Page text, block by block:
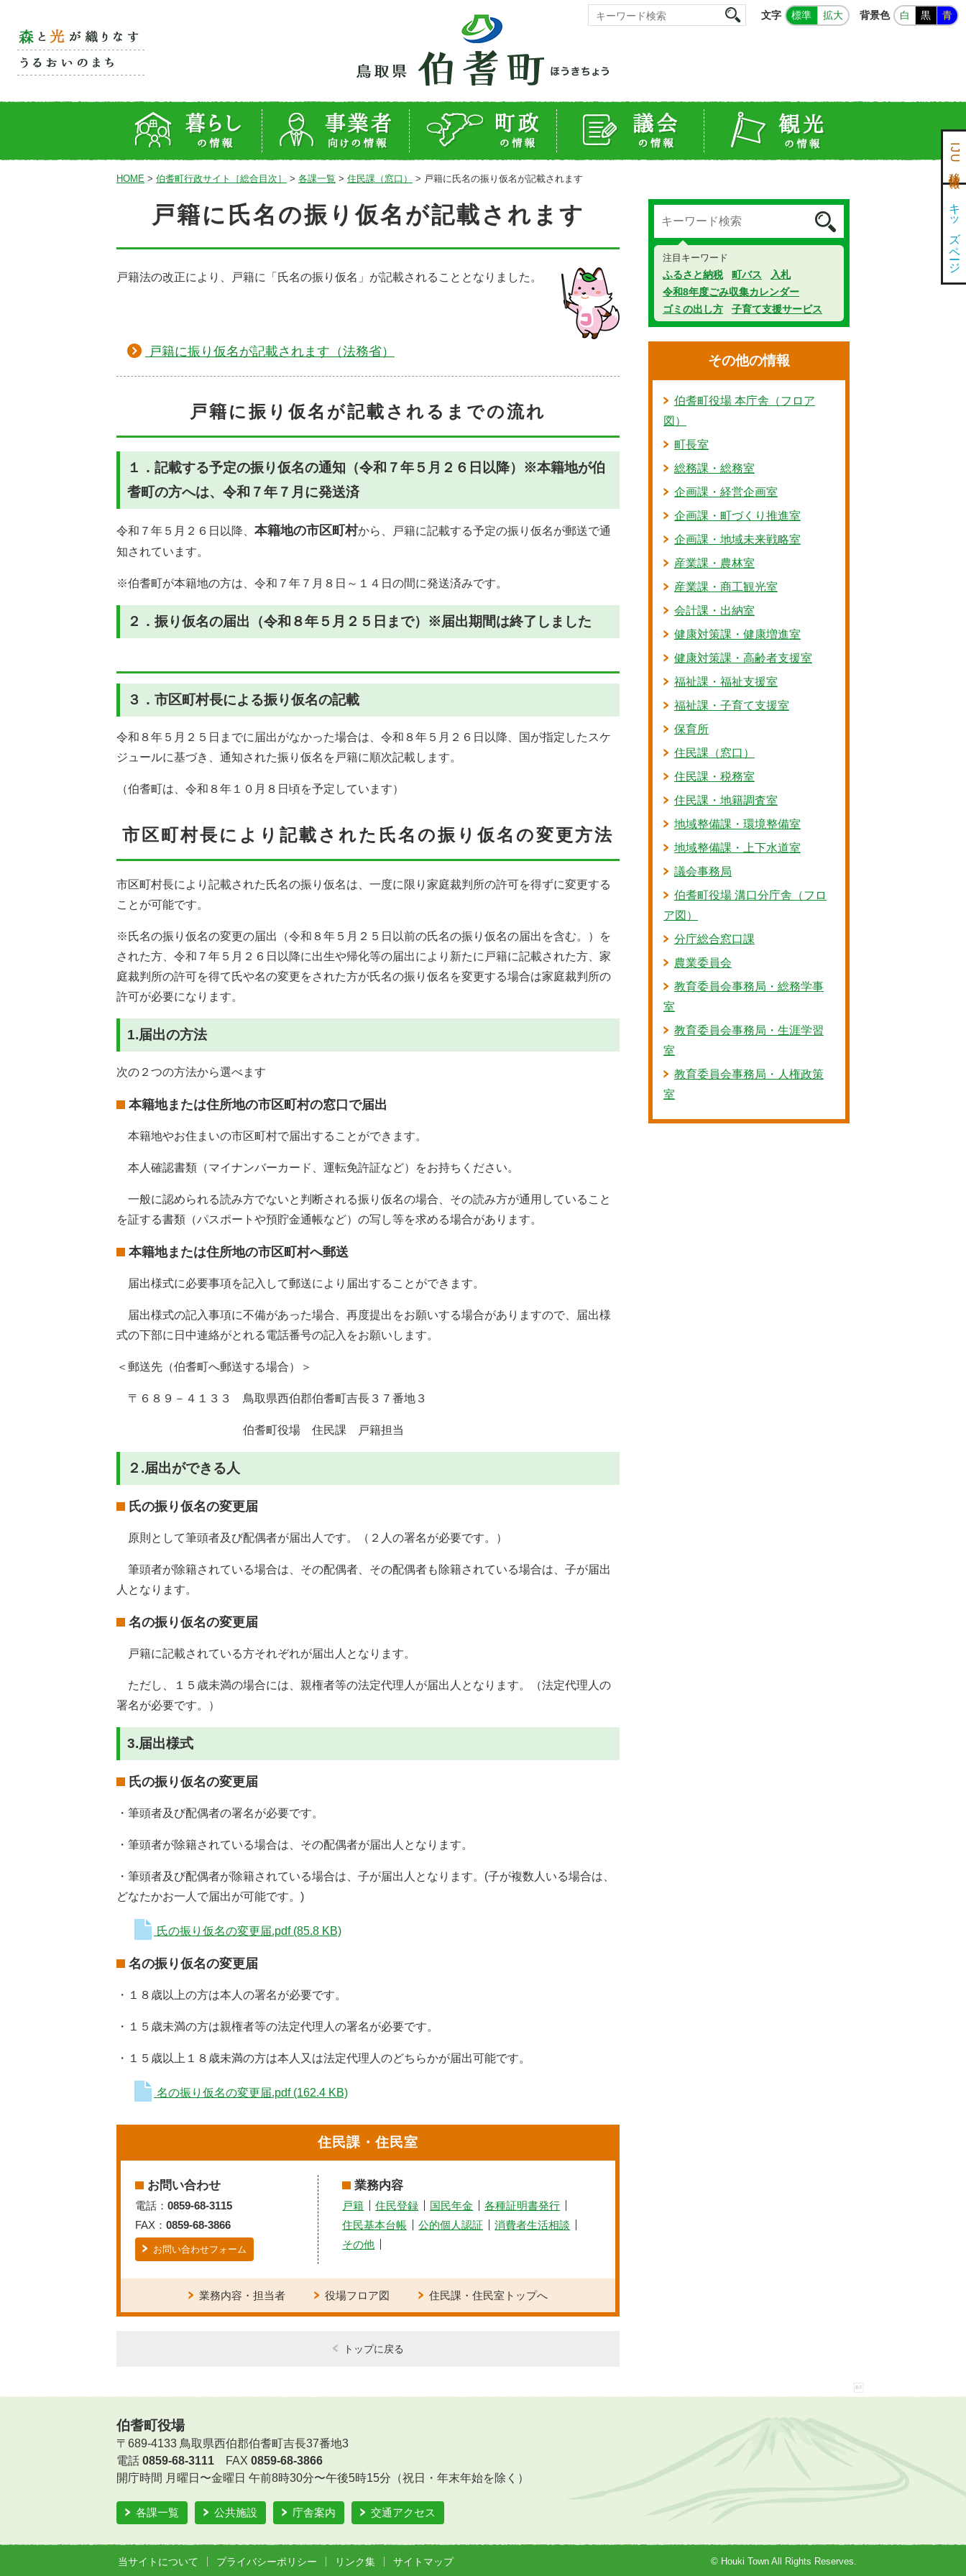
文字 標準 拡大 背景色 白 黒 青
HOME > 伯耆町行政サイト［総合目次］ > 各課一覧 > 住民課（窓口） > 戸籍に氏名の振り仮名が記載されます
戸籍に氏名の振り仮名が記載されます
戸籍法の改正により、戸籍に「氏名の振り仮名」が記載されることとなりました。
戸籍に振り仮名が記載されます（法務省）
戸籍に振り仮名が記載されるまでの流れ
１．記載する予定の振り仮名の通知（令和７年５月２６日以降）※本籍地が伯
耆町の方へは、令和７年７月に発送済
令和７年５月２６日以降、 本籍地の市区町村から、戸籍に記載する予定の振り仮名が郵送で通
知されています。
※伯耆町が本籍地の方は、令和７年７月８日～１４日の間に発送済みです。
２．振り仮名の届出（令和８年５月２５日まで）※届出期間は終了しました
３．市区町村長による振り仮名の記載
令和８年５月２５日までに届出がなかった場合は、令和８年５月２６日以降、国が指定したスケ
ジュールに基づき、通知された振り仮名を戸籍に順次記載します。
（伯耆町は、令和８年１０月８日頃を予定しています）
市区町村長により記載された氏名の振り仮名の変更方法
市区町村長により記載された氏名の振り仮名は、一度に限り家庭裁判所の許可を得ずに変更する
ことが可能です。
※氏名の振り仮名の変更の届出（令和８年５月２５日以前の氏名の振り仮名の届出を含む。）を
された方、令和７年５月２６日以降に出生や帰化等の届出により新たに戸籍に記載された方、家
庭裁判所の許可を得て氏や名の変更をされた方が氏名の振り仮名を変更する場合は家庭裁判所の
許可が必要になります。
1.届出の方法
次の２つの方法から選べます
本籍地または住所地の市区町村の窓口で届出
本籍地やお住まいの市区町村で届出することができます。
本人確認書類（マイナンバーカード、運転免許証など）をお持ちください。
一般に認められる読み方でないと判断される振り仮名の場合、その読み方が通用していること
を証する書類（パスポートや預貯金通帳など）の写し等を求める場合があります。
本籍地または住所地の市区町村へ郵送
届出様式に必要事項を記入して郵送により届出することができます。
届出様式の記入事項に不備があった場合、再度提出をお願いする場合がありますので、届出様
式の下部に日中連絡がとれる電話番号の記入をお願いします。
＜郵送先（伯耆町へ郵送する場合）＞
〒６８９－４１３３ 鳥取県西伯郡伯耆町吉長３７番地３
伯耆町役場 住民課 戸籍担当
２.届出ができる人
氏の振り仮名の変更届
原則として筆頭者及び配偶者が届出人です。（２人の署名が必要です。）
筆頭者が除籍されている場合は、その配偶者、その配偶者も除籍されている場合は、子が届出
人となります。
名の振り仮名の変更届
戸籍に記載されている方それぞれが届出人となります。
ただし、１５歳未満の場合には、親権者等の法定代理人が届出人となります。（法定代理人の
署名が必要です。）
3.届出様式
氏の振り仮名の変更届
・筆頭者及び配偶者の署名が必要です。
・筆頭者が除籍されている場合は、その配偶者が届出人となります。
・筆頭者及び配偶者が除籍されている場合は、子が届出人となります。(子が複数人いる場合は、
どなたかお一人で届出が可能です。)
氏の振り仮名の変更届.pdf (85.8 KB)
名の振り仮名の変更届
・１８歳以上の方は本人の署名が必要です。
・１５歳未満の方は親権者等の法定代理人の署名が必要です。
・１５歳以上１８歳未満の方は本人又は法定代理人のどちらかが届出可能です。
名の振り仮名の変更届.pdf (162.4 KB)
住民課・住民室
お問い合わせ
電話： 0859-68-3115
FAX： 0859-68-3866
お問い合わせフォーム
業務内容
戸籍 住民登録 国民年金
各種証明書発行
住民基本台帳
公的個人認証
消費者生活相談
その他
業務内容・担当者 役場フロア図 住民課・住民室トップへ
トップに戻る
注目キーワード
ふるさと納税 町バス
入札
令和8年度ごみ収集カレンダー
ゴミの出し方
子育て支援サービス
その他の情報
伯耆町役場 本庁舎（フロア
図）
町長室
総務課・総務室
企画課・経営企画室
企画課・町づくり推進室
企画課・地域未来戦略室
産業課・農林室
産業課・商工観光室
会計課・出納室
健康対策課・健康増進室
健康対策課・高齢者支援室
福祉課・福祉支援室
福祉課・子育て支援室
保育所
住民課（窓口）
住民課・税務室
住民課・地籍調査室
地域整備課・環境整備室
地域整備課・上下水道室
議会事務局
伯耆町役場 溝口分庁舎（フロ
ア図）
分庁総合窓口課
農業委員会
教育委員会事務局・総務学事
室
教育委員会事務局・生涯学習
室
教育委員会事務局・人権政策
室
伯耆町役場
〒689-4133 鳥取県西伯郡伯耆町吉長37番地3
電話 0859-68-3111 FAX 0859-68-3866
開庁時間 月曜日〜金曜日 午前8時30分〜午後5時15分（祝日・年末年始を除く）
各課一覧 公共施設 庁舎案内 交通アクセス
当サイトについて プライバシーポリシー リンク集 サイトマップ © Houki Town All Rights Reserves.
IJU移住情報
キッズページ